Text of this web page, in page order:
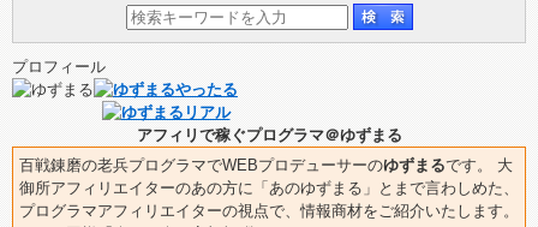
プロフィール
アフィリで稼ぐプログラマ＠ゆずまる
百戦錬磨の老兵プログラマでWEBプロデューサーのゆずまるです。 大
御所アフィリエイターのあの方に「あのゆずまる」とまで言わしめた、
プログラマアフィリエイターの視点で、情報商材をご紹介いたします。